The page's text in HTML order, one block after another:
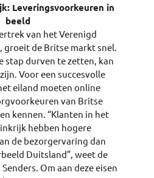
Leveringsvoorkeuren in
beeld
van het Verenigd
groeit de Britse markt snel.
stap durven te zetten, kan
Voor een succesvolle
eiland moeten online
van Britse
kennen. “Klanten in het
hebben hogere
de bezorgervaring dan
Duitsland”, weet de
Om aan deze eisen